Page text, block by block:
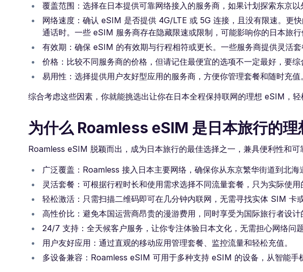
覆盖范围：选择在日本提供可靠网络接入的服务商，如果计划探索东京以
网络速度：确认 eSIM 是否提供 4G/LTE 或 5G 连接，且没有限速。更
通话时。一些 eSIM 服务商存在隐藏限速或限制，可能影响你的日本旅行
有效期：确保 eSIM 的有效期与行程相符或更长。一些服务商提供灵活套
价格：比较不同服务商的价格，但请记住最便宜的选项不一定最好，要综
易用性：选择提供用户友好型应用的服务商，方便你管理套餐和随时充值。
综合考虑这些因素，你就能挑选出让你在日本全程保持联网的理想 eSIM，轻
为什么 Roamless eSIM 是日本旅行的理
Roamless eSIM 脱颖而出，成为日本旅行的最佳选择之一，兼具便利性和可
广泛覆盖：Roamless 接入日本主要网络，确保你从东京繁华街道到北海
灵活套餐：可根据行程时长和使用需求选择不同流量套餐，只为实际使用
轻松激活：只需扫描二维码即可在几分钟内联网，无需寻找实体 SIM 卡
高性价比：避免本国运营商昂贵的漫游费用，同时享受为国际旅行者设计
24/7 支持：全天候客户服务，让你专注体验日本文化，无需担心网络问题
用户友好应用：通过直观的移动应用管理套餐、监控流量和轻松充值。
多设备兼容：Roamless eSIM 可用于多种支持 eSIM 的设备，从智能手